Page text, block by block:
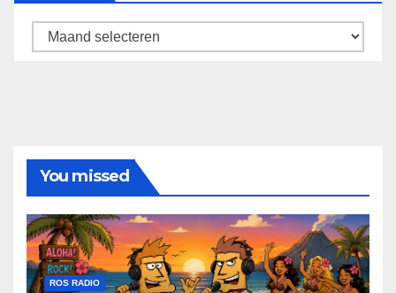
Archief
You missed
ROS RADIO